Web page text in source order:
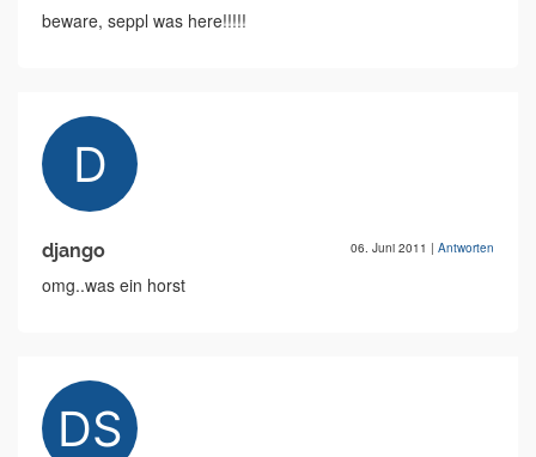
beware, seppl was here!!!!!
django 06. Juni 2011 | Antworten
omg..was ein horst